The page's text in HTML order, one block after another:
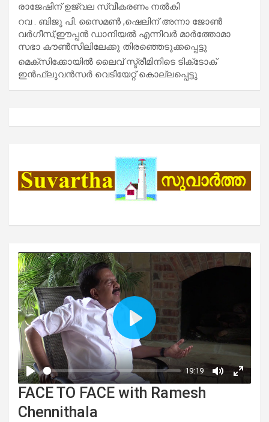
രാജേഷിന് ഉജ്വല സ്വീകരണം നൽകി
റവ . ബിജു പി. സൈമൺ ,ഷെലിന് അന്നാ ജോൺ
വർഗീസ്,ഈപ്പൻ ഡാനിയൽ എന്നിവർ മാർത്തോമാ
സഭാ കൗൺസിലിലേക്കു തിരഞ്ഞെടുക്കപ്പെട്ടു
മെക്സിക്കോയിൽ ലൈവ് സ്ട്രീമിനിടെ ടിക്‌ടോക്
ഇൻഫ്ലുവൻസർ വെടിയേറ്റ് കൊല്ലപ്പെട്ടു
FACE TO FACE with Ramesh
Chennithala